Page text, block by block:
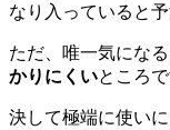
なり入っていると予
ただ、唯一気にな
かりにくいところで
決して極端に使い